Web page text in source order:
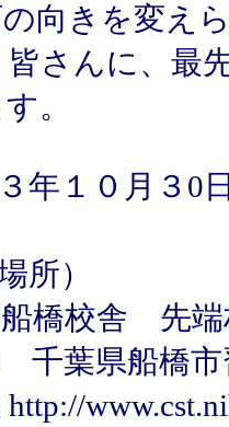
向きを変え
さんに、最
。
年１０月３
所）
船橋校舎 先
千葉県船橋